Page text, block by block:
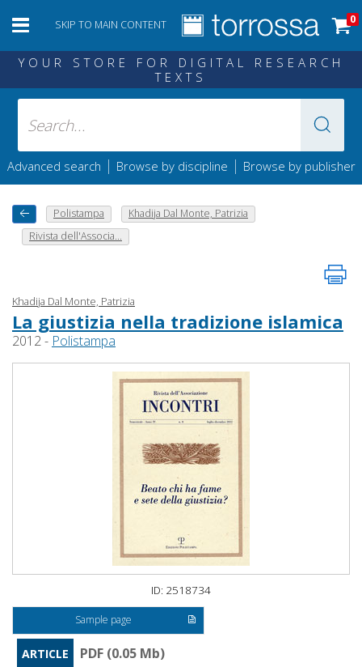
SKIP TO MAIN CONTENT 0
YOUR STORE FOR DIGITAL RESEARCH
TEXTS
Advanced search | Browse by discipline | Browse by publisher
Polistampa
Khadija Dal Monte, Patrizia
Rivista dell'Associa...
Khadija Dal Monte, Patrizia
La giustizia nella tradizione islamica
2012 - Polistampa
ID: 2518734
Sample page
ARTICLE
PDF (0.05 Mb)